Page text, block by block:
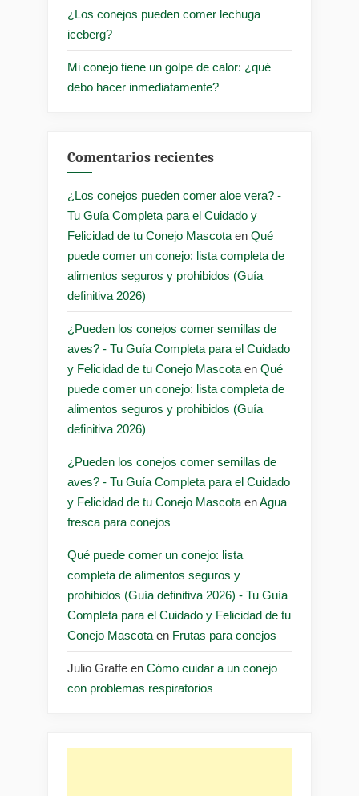
¿Los conejos pueden comer lechuga
iceberg?
Mi conejo tiene un golpe de calor: ¿qué
debo hacer inmediatamente?
Comentarios recientes
¿Los conejos pueden comer aloe vera? -
Tu Guía Completa para el Cuidado y
Felicidad de tu Conejo Mascota en Qué
puede comer un conejo: lista completa de
alimentos seguros y prohibidos (Guía
definitiva 2026)
¿Pueden los conejos comer semillas de
aves? - Tu Guía Completa para el Cuidado
y Felicidad de tu Conejo Mascota en Qué
puede comer un conejo: lista completa de
alimentos seguros y prohibidos (Guía
definitiva 2026)
¿Pueden los conejos comer semillas de
aves? - Tu Guía Completa para el Cuidado
y Felicidad de tu Conejo Mascota enAgua
fresca para conejos
Qué puede comer un conejo: lista
completa de alimentos seguros y
prohibidos (Guía definitiva 2026) - Tu Guía
Completa para el Cuidado y Felicidad de tu
Conejo Mascota en Frutas para conejos
Julio Graffe en Cómo cuidar a un conejo
con problemas respiratorios